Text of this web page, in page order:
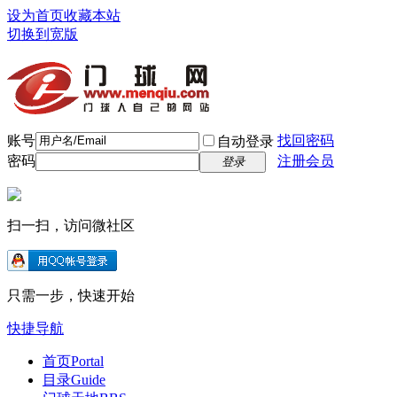
设为首页收藏本站
切换到宽版
账号 自动登录 找回密码
密码
登录 注册会员
扫一扫，访问微社区
只需一步，快速开始
快捷导航
首页Portal
目录Guide